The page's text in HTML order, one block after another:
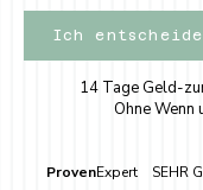
Ich
14 Tage Geld-
Ohne Wenn
ProvenExpert SEHR